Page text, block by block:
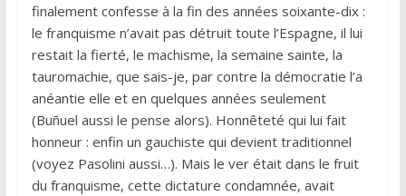
finalement confesse à la fin des années soixante-dix :
le franquisme n’avait pas détruit toute l’Espagne, il lui
restait la fierté, le machisme, la semaine sainte, la
tauromachie, que sais-je, par contre la démocratie l’a
anéantie elle et en quelques années seulement
(Buñuel aussi le pense alors). Honnêteté qui lui fait
honneur : enfin un gauchiste qui devient traditionnel
(voyez Pasolini aussi…). Mais le ver était dans le fruit
du franquisme, cette dictature condamnée, avait